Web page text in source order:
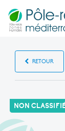
RETOUR
NON